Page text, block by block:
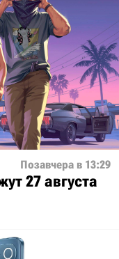
Позавчера в 13:29
27 августа